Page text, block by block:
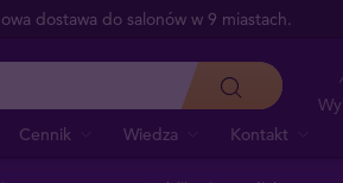
dostawa do salonów w 9 miastach.
Cennik Wiedza Kontakt